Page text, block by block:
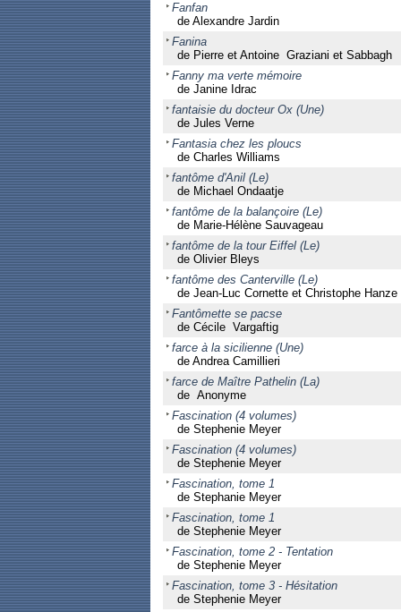
Fanfan
de Alexandre Jardin
Fanina
de Pierre et Antoine Graziani et Sabbagh
Fanny ma verte mémoire
de Janine Idrac
fantaisie du docteur Ox (Une)
de Jules Verne
Fantasia chez les ploucs
de Charles Williams
fantôme d'Anil (Le)
de Michael Ondaatje
fantôme de la balançoire (Le)
de Marie-Hélène Sauvageau
fantôme de la tour Eiffel (Le)
de Olivier Bleys
fantôme des Canterville (Le)
de Jean-Luc Cornette et Christophe Hanze
Fantômette se pacse
de Cécile Vargaftig
farce à la sicilienne (Une)
de Andrea Camillieri
farce de Maître Pathelin (La)
de Anonyme
Fascination (4 volumes)
de Stephenie Meyer
Fascination (4 volumes)
de Stephenie Meyer
Fascination, tome 1
de Stephanie Meyer
Fascination, tome 1
de Stephenie Meyer
Fascination, tome 2 - Tentation
de Stephenie Meyer
Fascination, tome 3 - Hésitation
de Stephenie Meyer